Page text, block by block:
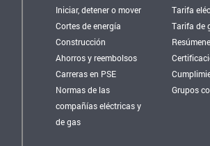
Iniciar, detener o mover
Cortes de energía
Construcción
Ahorros y reembolsos
Carreras en PSE
Normas de las
compañías eléctricas y
de gas
Tarifa
Tarifa de
Grupos